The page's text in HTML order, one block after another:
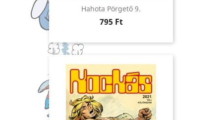
Hahota Pörgető 9.
Ár
795 Ft